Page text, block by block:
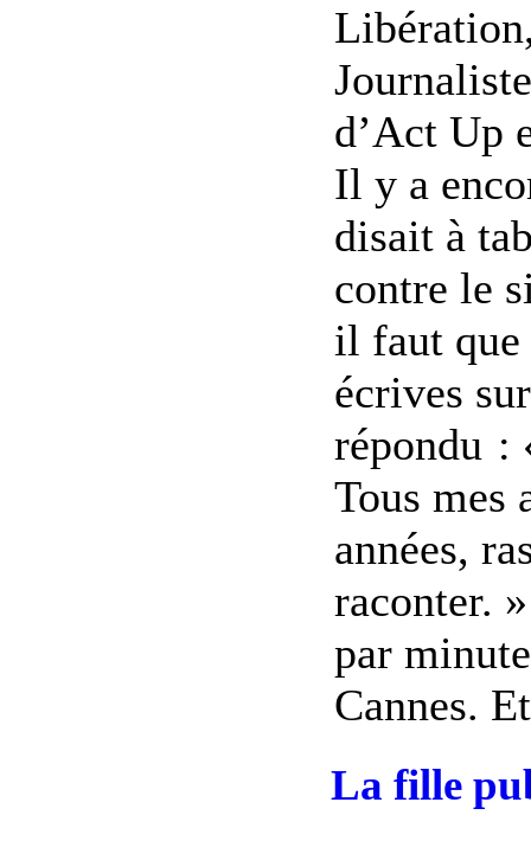
d’Act Up
Il y a
disait à
contre le
il faut que
écrives
répondu :
Tous mes
années,
raconter.
par
Cannes.
La fille